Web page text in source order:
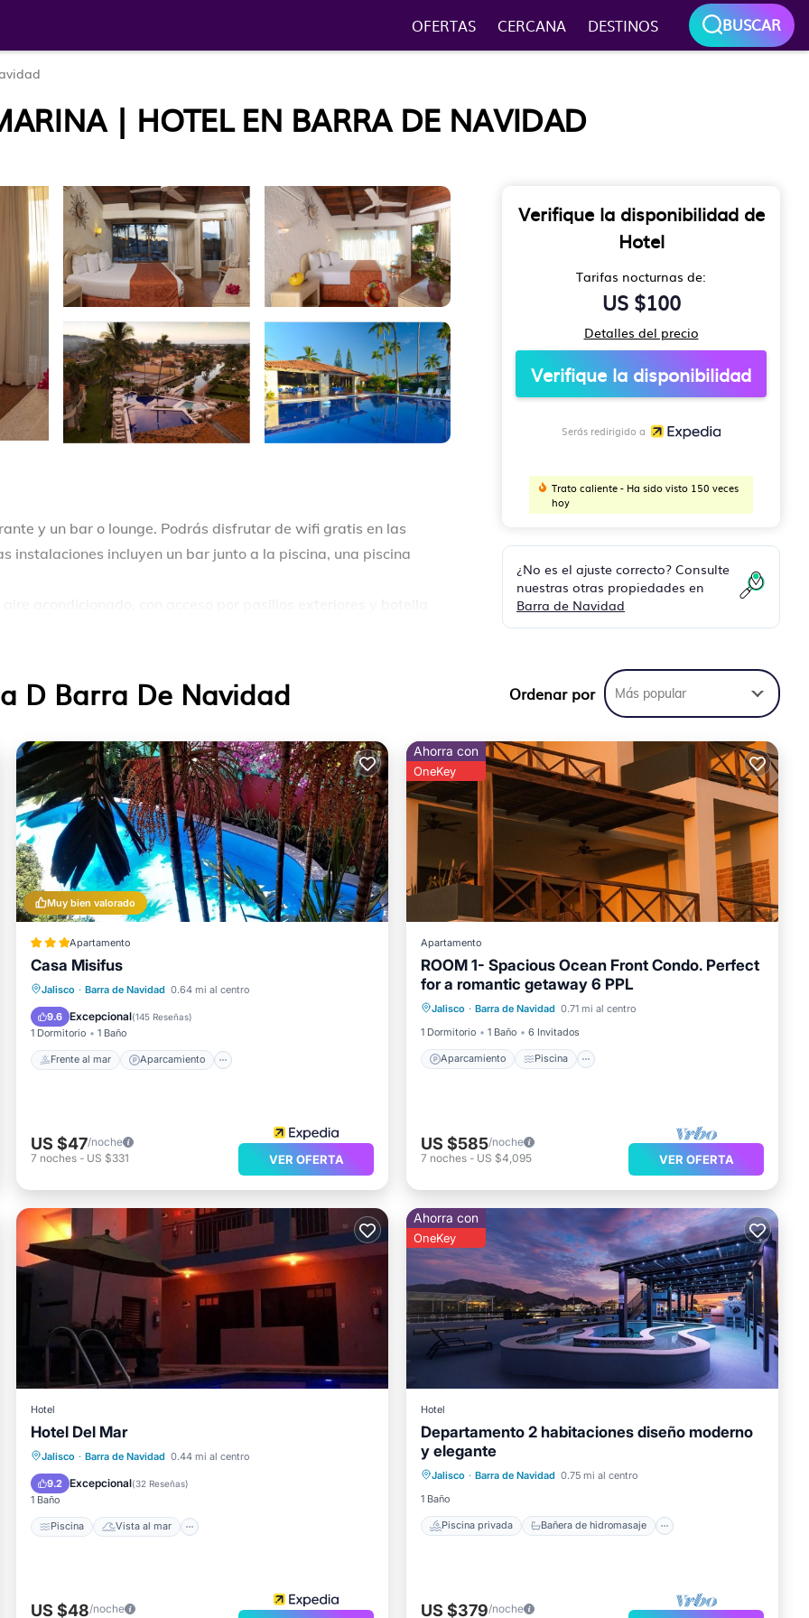
OFERTAS CERCANA DESTINOS BUSCAR
| HOTEL EN BARRA DE NAVIDAD
y un bar o lounge. Podrás disfrutar de wifi gratis en las
instalaciones incluyen un bar junto a la piscina, una piscina
de balcón o patio. Se ofrece televisión por cable.
limpieza todos los días y es posible solicitar tabla de planchar
que se indican más abajo en las instalaciones o cerca del
Verifique la disponibilidad de
Hotel
Tarifas nocturnas de:
US $100
Detalles del precio
Verifique la disponibilidad
Serás redirigido a
Trato caliente - Ha sido visto 150 veces
hoy
¿No es el ajuste correcto? Consulte
nuestras otras propiedades en
Barra de Navidad
D Barra De Navidad Ordenar por Más popular
Muy bien valorado
Apartamento
Casa Misifus
Jalisco · Barra de Navidad 0.64 mi al centro
9.6 Excepcional(145 Reseñas)
1 Dormitorio 1 Baño
Frente al mar Aparcamiento
Frente al mar Aparcamiento
Vista al mar
US $47/noche
7 noches - US $331 VER OFERTA
Ahorra con
OneKey
Apartamento
ROOM 1- Spacious Ocean Front Condo. Perfect
for a romantic getaway 6 PPL
Jalisco · Barra de Navidad 0.71 mi al centro
1 Dormitorio
1 Baño 6 Invitados
Aparcamiento Piscina
Aparcamiento Piscina
Balcón/Terraza
US $585/noche
7 noches - US $4,095 VER OFERTA
Hotel
Hotel Del Mar
Jalisco · Barra de Navidad 0.44 mi al centro
9.2 Excepcional(32 Reseñas)
1 Baño
Piscina Vista al mar
Piscina
Vista al mar
Balcón/Terraza
US $48/noche
Ahorra con
OneKey
Hotel
Departamento 2 habitaciones diseño moderno
y elegante
Jalisco · Barra de Navidad 0.75 mi al centro
1 Baño
Piscina privada Bañera de hidromasaje
Piscina privada
Piscina
Balcón/Terraza
US $379/noche